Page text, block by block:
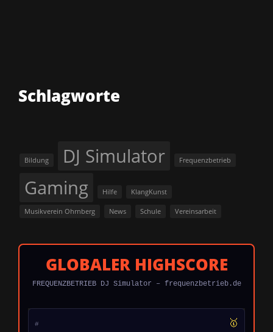
Schlagworte
Bildung DJ Simulator Frequenzbetrieb
Gaming Hilfe KlangKunst
Musikverein Ohrnberg News Schule Vereinsarbeit
GLOBALER HIGHSCORE
FREQUENZBETRIEB DJ Simulator – frequenzbetrieb.de
🥇